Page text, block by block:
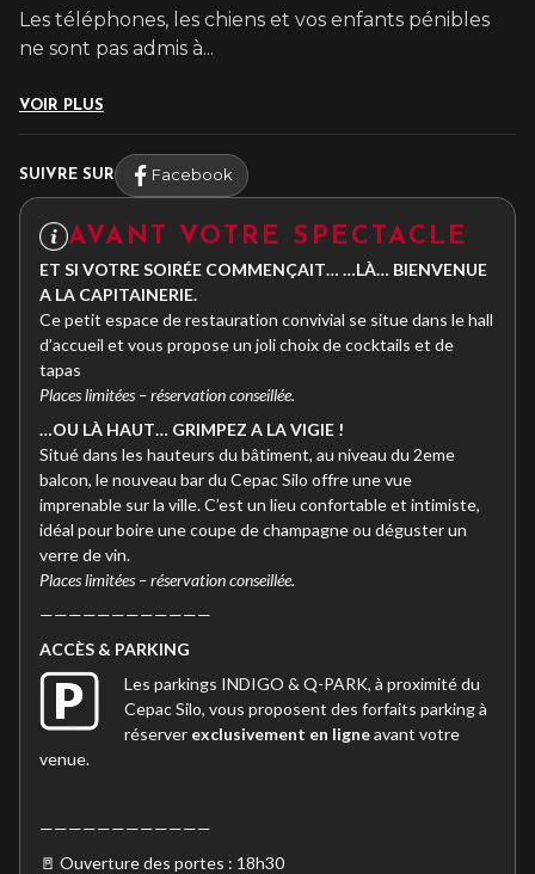
Les téléphones, les chiens et vos enfants pénibles
ne sont pas admis à...
VOIR PLUS
SUIVRE SUR Facebook
AVANT VOTRE SPECTACLE
ET SI VOTRE SOIRÉE COMMENÇAIT… …LÀ… BIENVENUE
A LA CAPITAINERIE.
Ce petit espace de restauration convivial se situe dans le hall
d’accueil et vous propose un joli choix de cocktails et de
tapas
Places limitées – réservation conseillée.
…OU LÀ HAUT… GRIMPEZ A LA VIGIE !
Situé dans les hauteurs du bâtiment, au niveau du 2eme
balcon, le nouveau bar du Cepac Silo offre une vue
imprenable sur la ville. C’est un lieu confortable et intimiste,
idéal pour boire une coupe de champagne ou déguster un
verre de vin.
Places limitées – réservation conseillée.
————————————
ACCÈS & PARKING
Les parkings INDIGO & Q-PARK, à proximité du
Cepac Silo, vous proposent des forfaits parking à
réserver exclusivement en ligneavant votre
venue.
————————————
🚪 Ouverture des portes : 18h30